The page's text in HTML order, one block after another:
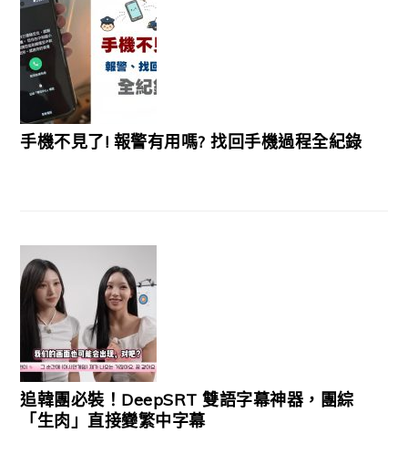
手機不見了! 報警有用嗎? 找回手機過程全紀錄
追韓團必裝！DeepSRT 雙語字幕神器，團綜
「生肉」直接變繁中字幕